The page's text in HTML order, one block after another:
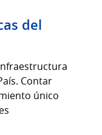
del
Contar
único